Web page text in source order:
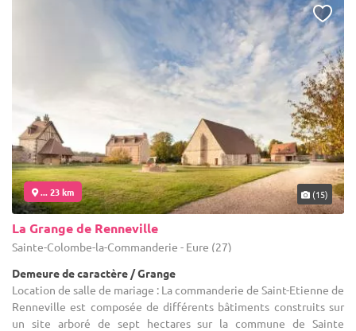
... 23 km (15)
La Grange de Renneville
Sainte-Colombe-la-Commanderie - Eure (27)
Demeure de caractère / Grange
Location de salle de mariage : La commanderie de Saint-Etienne de
Renneville est composée de différents bâtiments construits sur
un site arboré de sept hectares sur la commune de Sainte